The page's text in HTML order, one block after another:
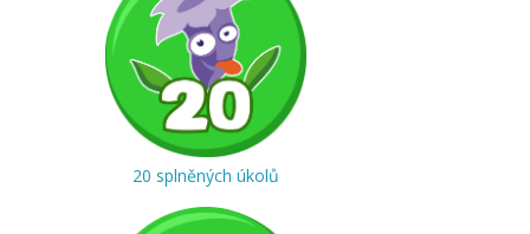
20 splněných úkolů